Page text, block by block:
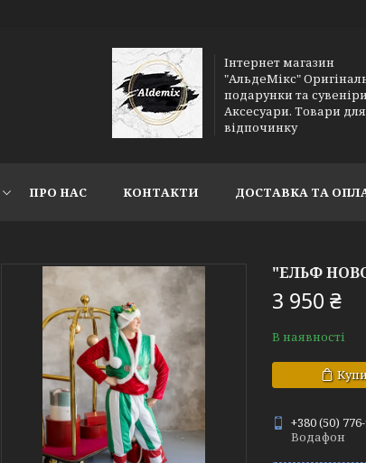
Інтернет магазин
"АльдеМікс"
подарунки та
Аксесуари. Товари для
відпочинку
ПРО НАС КОНТАКТИ ДОСТАВКА ТА
"ЕЛЬФ
3 950 ₴
В наявності
+380 (50)
Водафон